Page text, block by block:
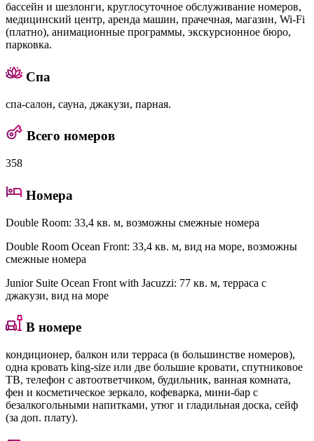
бассейн и шезлонги, круглосуточное обслуживание номеров,
медицинский центр, аренда машин, прачечная, магазин, Wi-Fi
(платно), анимационные программы, экскурсионное бюро,
парковка.
Спа
спа-салон, сауна, джакузи, парная.
Всего номеров
358
Номера
Double Room: 33,4 кв. м, возможны смежные номера
Double Room Ocean Front: 33,4 кв. м, вид на море, возможны
смежные номера
Junior Suite Ocean Front with Jacuzzi: 77 кв. м, терраса с
джакузи, вид на море
В номере
кондиционер, балкон или терраса (в большинстве номеров),
oдна кровать king-size или две большие кровати, спутниковое
ТВ, телефон с автоответчиком, будильник, ванная комната,
фен и косметическое зеркало, кофеварка, мини-бар с
безалкогольными напитками, утюг и гладильная доска, сейф
(за доп. плату).